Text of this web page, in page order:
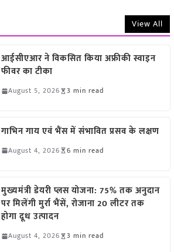
View All
आईसीएआर ने विकसित किया अफ्रीकी स्वाइन
फीवर का टीका
August 5, 2026 3 min read
गाभिन गाय एवं भैंस में संभावित प्रसव के लक्षण
August 4, 2026 6 min read
मुख्यमंत्री डेयरी प्लस योजना: 75% तक अनुदान
पर मिलेंगी मुर्रा भैंसें, रोजाना 20 लीटर तक
होगा दूध उत्पादन
August 4, 2026 3 min read